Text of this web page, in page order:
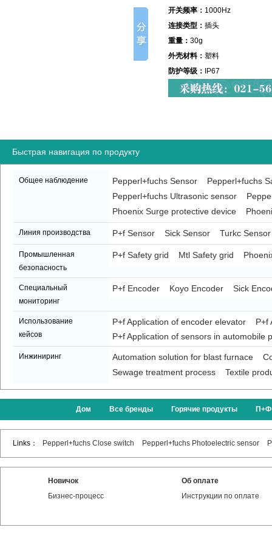
开关频率： 1000Hz
连接类型： 插头
重量： 30g
外壳材料： 塑料
防护等级：
IP67
Быстрая навигация по продукту
Общее наблюдение Pepperl+fuchs Sensor
Pepperl+fuchs
Pepperl+fuchs Ultrasonic sensor
Phoenix Surge protective device
Линия производства P+f Sensor Sick Sensor Turkc Sensor
Промышленная
безопасность
P+f Safety grid Mtl Safety grid
Специальный
мониторинг
P+f Encoder Koyo Encoder Sick
Использование
кейсов
P+f Application of encoder elevator
P+f
P+f Application of sensors in automobile
Инжиниринг Automation solution for blast furnace
Sewage treatment process
Textile
Дом Все бренды Горячие продукты П+Ф
Links： Pepperl+fuchs Close switch Pepperl+fuchs Photoelectric sensor
Новичок
Бизнес-процесс
Об оплате
Инструкции по оплате